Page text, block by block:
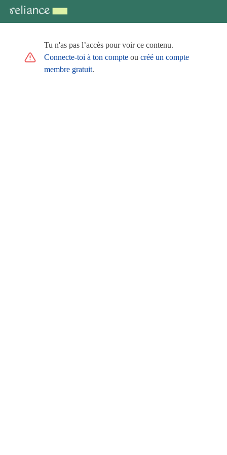
Tu n'as pas l’accès pour voir ce contenu.
Connecte-toi à ton compte oucréé un compte
membre gratuit.